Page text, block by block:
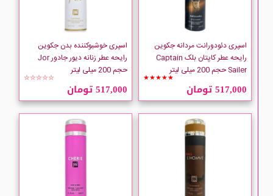
FIKORES
Fragrance World
GARNIER
Gillette
Hydroderm
INSEE
اسپری دئودورانت مردانه جکوین
رایحه عطر کاپتان بلک Captain
Sailer حجم 200 میلی لیتر
★★★★★
517,000 تومان
اسپری خوشبوکننده بدن جکوین
رایحه عطر زنانه دیور جادور Jor
حجم 200 میلی لیتر
☆☆☆☆☆
517,000 تومان